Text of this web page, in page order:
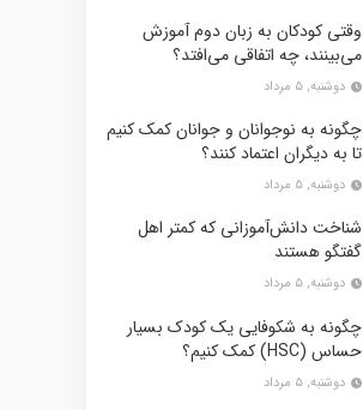
وقتی کودکان به زبان دوم آموزش
می‌بینند، چه اتفاقی می‌افتد؟
دوشنبه, ۵ مرداد
چگونه به نوجوانان و جوانان کمک کنیم
تا به دیگران اعتماد کنند؟
دوشنبه, ۵ مرداد
شناخت دانش‌آموزانی که کمتر اهل
گفتگو هستند
دوشنبه, ۵ مرداد
چگونه به شکوفایی یک کودک بسیار
حساس (HSC) کمک کنیم؟
دوشنبه, ۵ مرداد